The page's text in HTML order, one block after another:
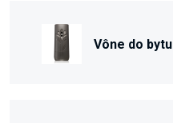
Vône do bytu